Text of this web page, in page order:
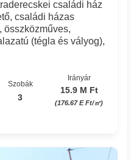
családi ház
családi házas
összközműves,
(tégla és vályog),
Szobák
3
Irányár
15.9 M Ft
(176.67 E Ft/㎡)